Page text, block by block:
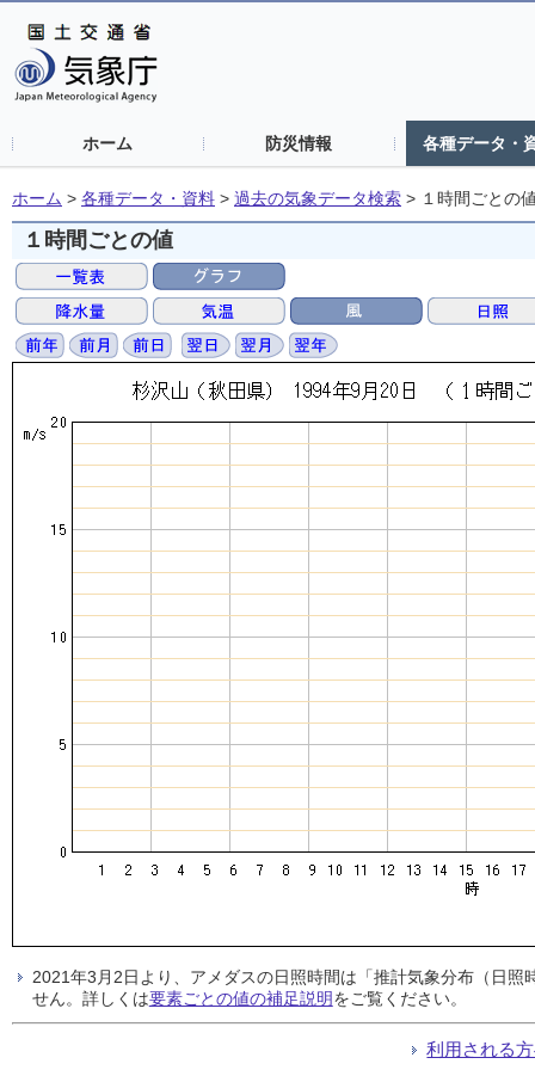
ホーム 防災情報 各種データ・
ホーム > 各種データ・資料 > 過去の気象データ検索 > １時間ごとの
１時間ごとの値
2021年3月2日より、アメダスの日照時間は「推計気象分布（日
せん。詳しくは要素ごとの値の補足説明をご覧ください。
利用される